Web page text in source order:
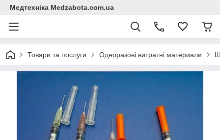
Медтехніка Medzabota.com.ua
Товари та послуги Одноразові витратні материали